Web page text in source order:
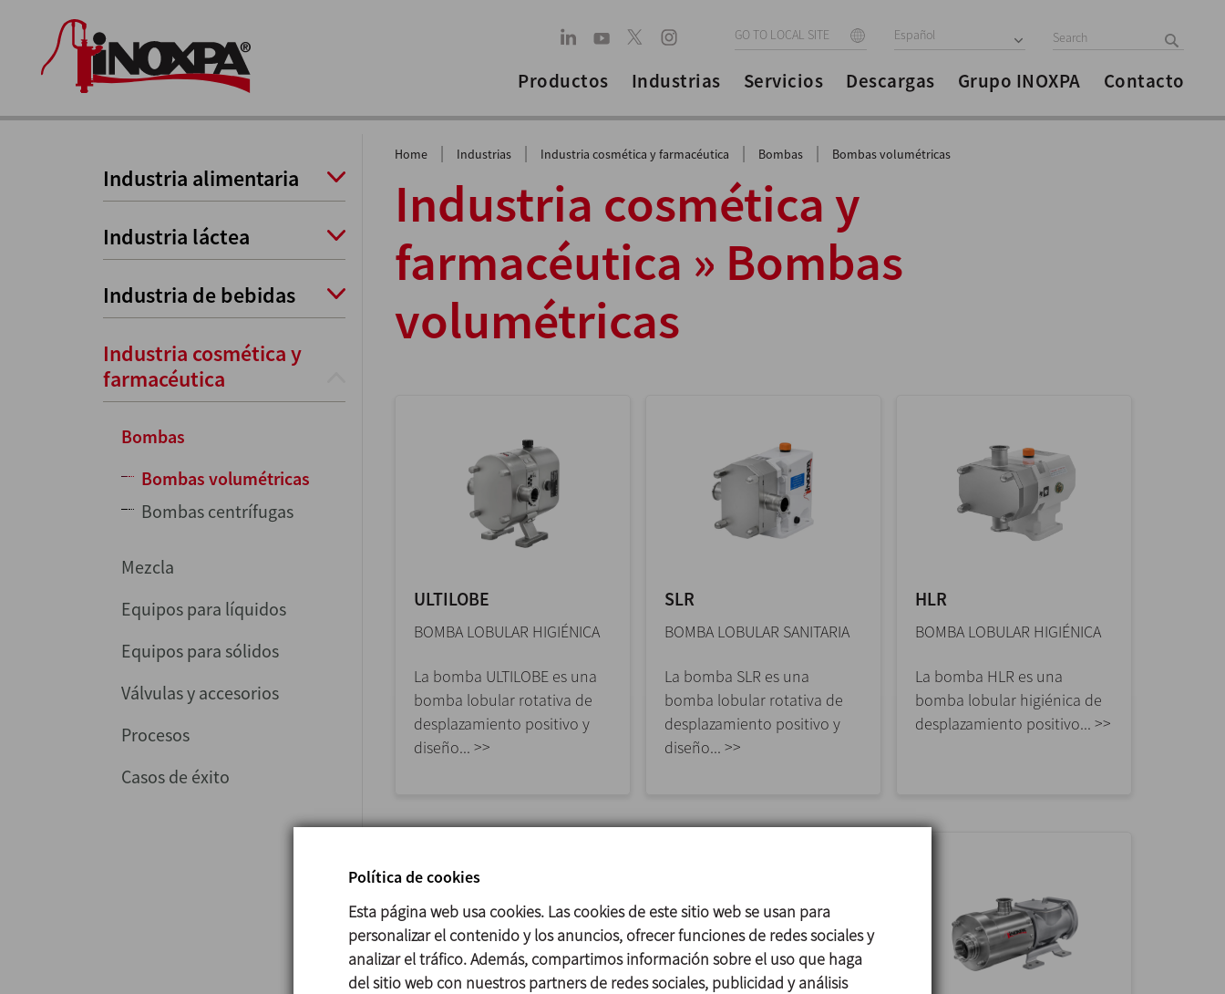
GO TO LOCAL SITE Español
Productos Industrias Servicios Descargas Grupo INOXPA Contacto
Industria alimentaria
Industria láctea
Industria de bebidas
Industria cosmética y
farmacéutica
Bombas
Bombas volumétricas
Bombas centrífugas
Mezcla
Equipos para líquidos
Equipos para sólidos
Válvulas y accesorios
Procesos
Casos de éxito
Home | Industrias | Industria cosmética y farmacéutica | Bombas | Bombas volumétricas
Industria cosmética y
farmacéutica » Bombas
volumétricas
ULTILOBE
BOMBA LOBULAR HIGIÉNICA
La bomba ULTILOBE es una
bomba lobular rotativa de
desplazamiento positivo y
diseño... >>
SLR
BOMBA LOBULAR SANITARIA
La bomba SLR es una
bomba lobular rotativa de
desplazamiento positivo y
diseño... >>
HLR
BOMBA LOBULAR HIGIÉNICA
La bomba HLR es una
bomba lobular higiénica de
desplazamiento positivo... >>
Política de cookies
Esta página web usa cookies. Las cookies de este sitio web se usan para
personalizar el contenido y los anuncios, ofrecer funciones de redes sociales y
analizar el tráfico. Además, compartimos información sobre el uso que haga
del sitio web con nuestros partners de redes sociales, publicidad y análisis